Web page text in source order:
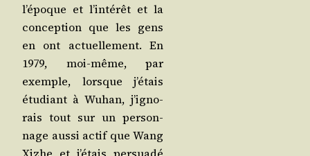
l’é­poque et l’in­té­rêt et la
concep­tion que les gens
en ont actuel­le­ment. En
1979, moi-même, par
exemple, lorsque j’é­tais
étu­diant à Wuhan, j’i­gno­
rais tout sur un per­son­
nage aus­si actif que Wang